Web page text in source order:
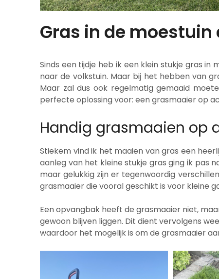
Gras in de
Sinds een tijdje heb ik een klein stukje gras
naar de volkstuin. Maar bij het hebben van
Maar zal dus ook regelmatig gemaaid
perfecte oplossing voor: een grasmaaier op
Handig grasmaaien op
Stiekem vind ik het maaien van gras een
aanleg van het kleine stukje gras ging ik pas
maar gelukkig zijn er tegenwoordig
grasmaaier die vooral geschikt is voor kleine
Een opvangbak heeft de grasmaaier niet,
gewoon blijven liggen. Dit dient vervolgens
waardoor het mogelijk is om de grasmaaier